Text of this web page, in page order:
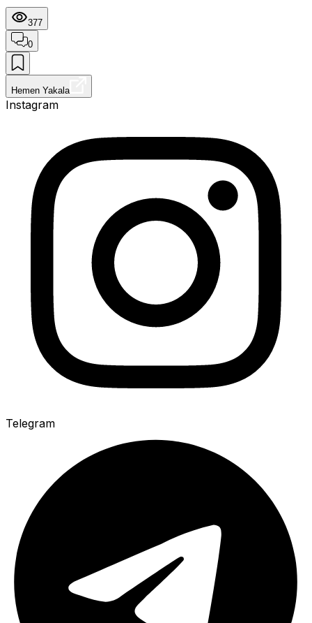
377
0
Hemen Yakala
Instagram
Telegram